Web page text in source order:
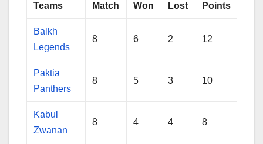
Teams Match Won Lost Points
Balkh
Legends
8 6 2 12
Paktia
Panthers
8 5 3 10
Kabul
Zwanan
8 4 4 8